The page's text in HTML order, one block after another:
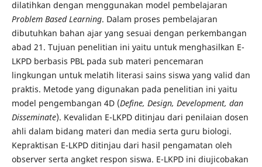
dilatihkan dengan menggunakan model pembelajaran
Problem Based Learning. Dalam proses pembelajaran
dibutuhkan bahan ajar yang sesuai dengan perkembangan
abad 21. Tujuan penelitian ini yaitu untuk menghasilkan E-
LKPD berbasis PBL pada sub materi pencemaran
lingkungan untuk melatih literasi sains siswa yang valid dan
praktis. Metode yang digunakan pada penelitian ini yaitu
model pengembangan 4D (Define, Design, Development, dan
Disseminate). Kevalidan E-LKPD ditinjau dari penilaian dosen
ahli dalam bidang materi dan media serta guru biologi.
Kepraktisan E-LKPD ditinjau dari hasil pengamatan oleh
observer serta angket respon siswa. E-LKPD ini diujicobakan